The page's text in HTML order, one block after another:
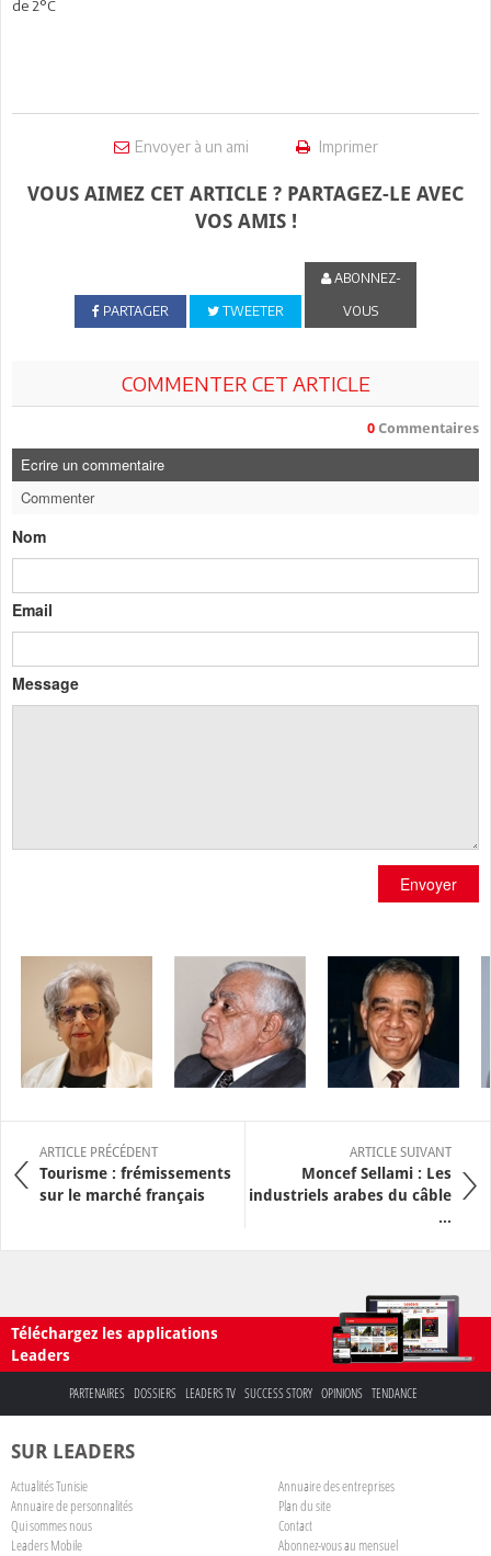
de 2°C
Envoyer à un ami Imprimer
VOUS AIMEZ CET ARTICLE ? PARTAGEZ-LE AVEC
VOS AMIS !
PARTAGER TWEETER
ABONNEZ-
VOUS
COMMENTER CET ARTICLE
0 Commentaires
Ecrire un commentaire
Commenter
Nom
Email
Message
Envoyer
ARTICLE PRÉCÉDENT
Tourisme : frémissements
sur le marché français
ARTICLE SUIVANT
Moncef Sellami : Les
industriels arabes du câble
...
Téléchargez les applications
Leaders
PARTENAIRES DOSSIERS LEADERS TV SUCCESS STORY OPINIONS TENDANCE
SUR LEADERS
Actualités Tunisie
Annuaire des entreprises
Annuaire de personnalités
Plan du site
Qui sommes nous
Contact
Leaders Mobile
Abonnez-vous au mensuel